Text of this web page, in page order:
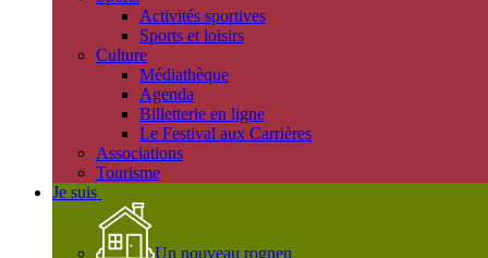
Activités sportives
Sports et loisirs
Culture
Médiathèque
Agenda
Billetterie en ligne
Le Festival aux Carrières
Associations
Tourisme
Je suis
Un nouveau rognen